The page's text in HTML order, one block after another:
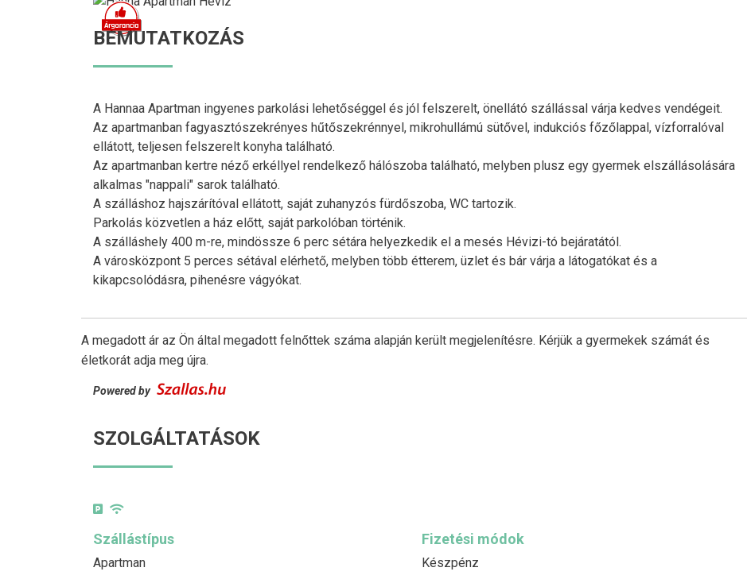
BEMUTATKOZÁS
A Hannaa Apartman ingyenes parkolási lehetőséggel és jól felszerelt, önellátó szállással várja kedves vendégeit.
Az apartmanban fagyasztószekrényes hűtőszekrénnyel, mikrohullámú sütővel, indukciós főzőlappal, vízforralóval
ellátott, teljesen felszerelt konyha található.
Az apartmanban kertre néző erkéllyel rendelkező hálószoba található, melyben plusz egy gyermek elszállásolására
alkalmas "nappali" sarok található.
A szálláshoz hajszárítóval ellátott, saját zuhanyzós fürdőszoba, WC tartozik.
Parkolás közvetlen a ház előtt, saját parkolóban történik.
A szálláshely 400 m-re, mindössze 6 perc sétára helyezkedik el a mesés Hévizi-tó bejáratától.
A városközpont 5 perces sétával elérhető, melyben több étterem, üzlet és bár várja a látogatókat és a
kikapcsolódásra, pihenésre vágyókat.
A megadott ár az Ön által megadott felnőttek száma alapján került megjelenítésre. Kérjük a gyermekek számát és
életkorát adja meg újra.
Powered by
SZOLGÁLTATÁSOK
Szállástípus
Apartman
Fizetési módok
Készpénz